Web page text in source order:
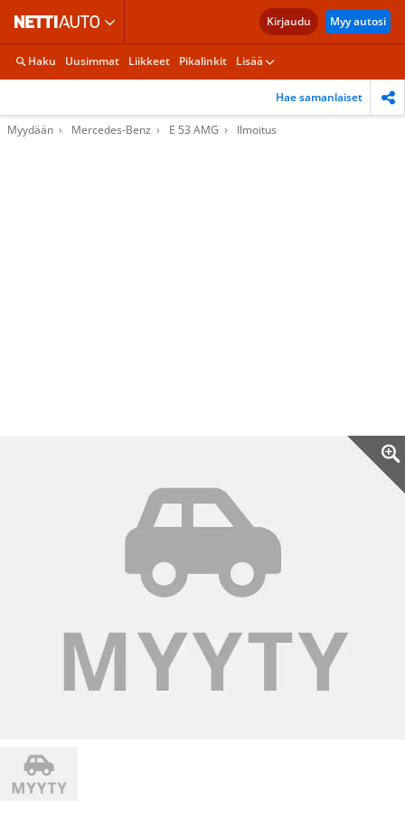
Kirjaudu Myy autosi
Haku Uusimmat Liikkeet Pikalinkit Lisää
Hae samanlaiset
Myydään Mercedes-Benz E 53 AMG Ilmoitus